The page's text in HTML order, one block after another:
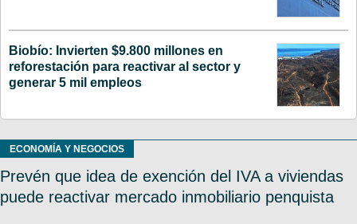
Biobío: Invierten $9.800 millones en
reforestación para reactivar al sector y
generar 5 mil empleos
ECONOMÍA Y NEGOCIOS
Prevén que idea de exención del IVA a viviendas
puede reactivar mercado inmobiliario penquista